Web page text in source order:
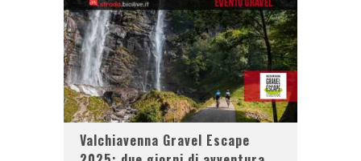
Valchiavenna Gravel Escape